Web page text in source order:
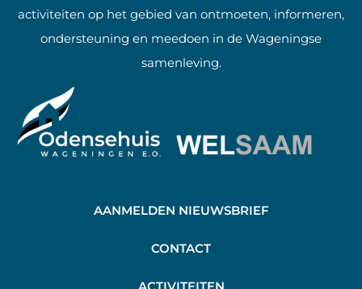
activiteiten op het gebied van ontmoeten, informeren,
ondersteuning en meedoen in de Wageningse
samenleving.
AANMELDEN NIEUWSBRIEF
CONTACT